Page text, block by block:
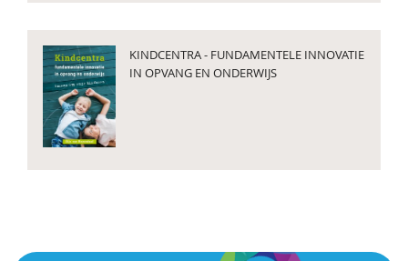
KINDCENTRA - FUNDAMENTELE INNOVATIE
IN OPVANG EN ONDERWIJS